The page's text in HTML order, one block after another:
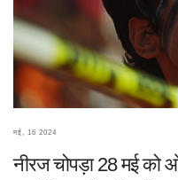
मई, 16 2024
नीरज चोपड़ा 28 मई को